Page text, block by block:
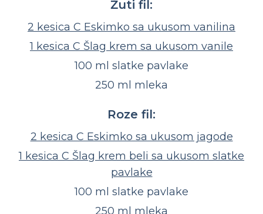
Žuti fil:
2 kesica C Eskimko sa ukusom vanilina
1 kesica C Šlag krem sa ukusom vanile
100 ml slatke pavlake
250 ml mleka
Roze fil:
2 kesica C Eskimko sa ukusom jagode
1 kesica C Šlag krem beli sa ukusom slatke
pavlake
100 ml slatke pavlake
250 ml mleka